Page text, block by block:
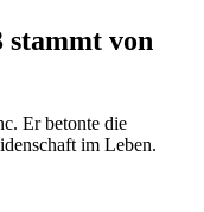
stammt von
Er betonte die
im Leben.